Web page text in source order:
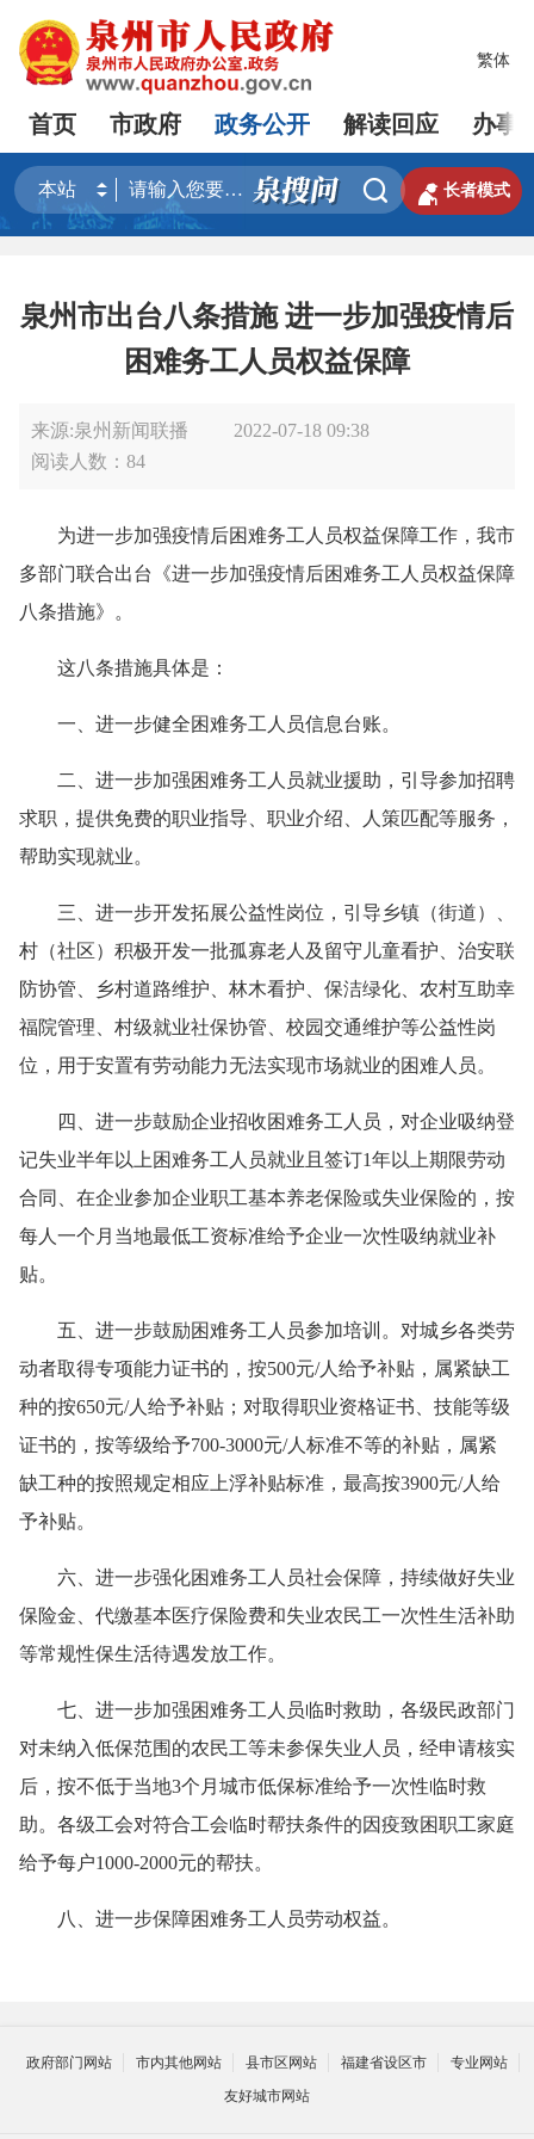
繁体
首页 市政府 政务公开 解读回应 办事
  长者模式
泉州市出台八条措施 进一步加强疫情后
困难务工人员权益保障
来源:泉州新闻联播
2022-07-18 09:38
阅读人数： 84
为进一步加强疫情后困难务工人员权益保障工作，我市
多部门联合出台《进一步加强疫情后困难务工人员权益保障
八条措施》。
这八条措施具体是：
一、 进一步健全困难务工人员信息台账。
二、 进一步加强困难务工人员就业援助，引导参加招聘
求职，提供免费的职业指导、职业介绍、人策匹配等服务，
帮助实现就业。
三、 进一步开发拓展公益性岗位，引导乡镇（街道）、
村（社区）积极开发一批孤寡老人及留守儿童看护、治安联
防协管、乡村道路维护、林木看护、保洁绿化、农村互助幸
福院管理、村级就业社保协管、校园交通维护等公益性岗
位，用于安置有劳动能力无法实现市场就业的困难人员。
四、 进一步鼓励企业招收困难务工人员，对企业吸纳登
记失业半年以上困难务工人员就业且签订1年以上期限劳动
合同、在企业参加企业职工基本养老保险或失业保险的，按
每人一个月当地最低工资标准给予企业一次性吸纳就业补
贴。
五、 进一步鼓励困难务工人员参加培训。对城乡各类劳
动者取得专项能力证书的，按500元/人给予补贴，属紧缺工
种的按650元/人给予补贴；对取得职业资格证书、技能等级
证书的，按等级给予700-3000元/人标准不等的补贴，属紧
缺工种的按照规定相应上浮补贴标准，最高按3900元/人给
予补贴。
六、 进一步强化困难务工人员社会保障，持续做好失业
保险金、代缴基本医疗保险费和失业农民工一次性生活补助
等常规性保生活待遇发放工作。
七、 进一步加强困难务工人员临时救助，各级民政部门
对未纳入低保范围的农民工等未参保失业人员，经申请核实
后，按不低于当地3个月城市低保标准给予一次性临时救
助。各级工会对符合工会临时帮扶条件的因疫致困职工家庭
给予每户1000-2000元的帮扶。
八、 进一步保障困难务工人员劳动权益。
政府部门网站 市内其他网站 县市区网站 福建省设区市
专业网站
友好城市网站